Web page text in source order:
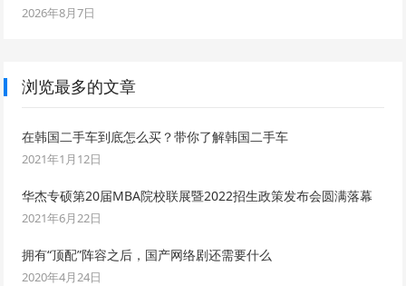
2026年8月7日
浏览最多的文章
在韩国二手车到底怎么买？带你了解韩国二手车
2021年1月12日
华杰专硕第20届MBA院校联展暨2022招生政策发布会圆满落幕
2021年6月22日
拥有“顶配”阵容之后，国产网络剧还需要什么
2020年4月24日